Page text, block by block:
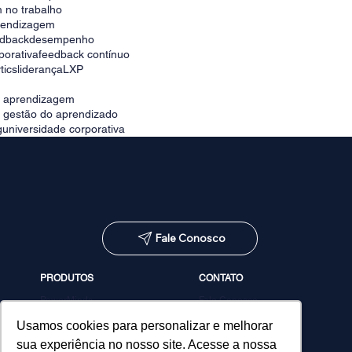
Usamos cookies para personalizar e melhorar
sua experiência no nosso site. Acesse a nossa
no trabalho
desempenho
feedback contínuo
liderançaLXP
do aprendizado
universidade corporativa
Fale Conosco
PRODUTOS
PowerMinds
Estúdio de Conteúdos
MicroPower Classes
Consultoria
CONTATO
Fale Conosco